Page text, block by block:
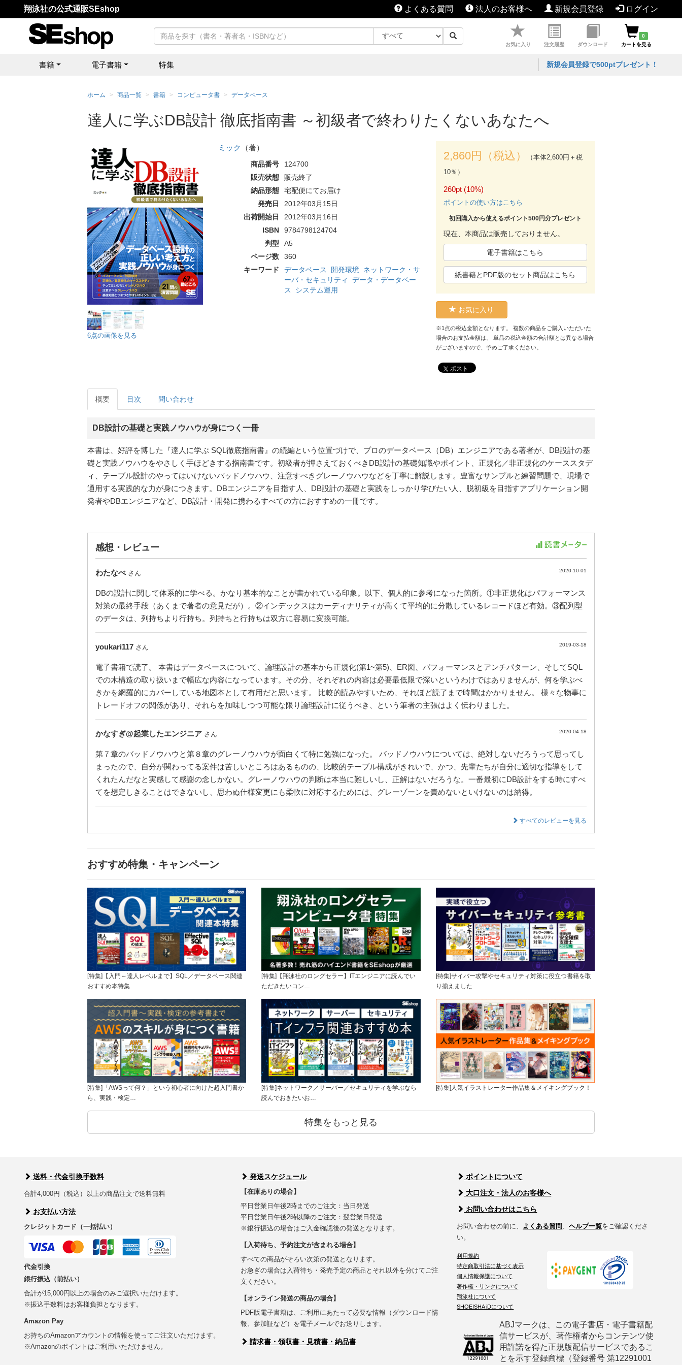
翔泳社の公式通販SEshop よくある質問 法人のお客様へ 新規会員登録 ログイン
お気に入り 注文履歴 ダウンロード
0
カートを見る
書籍 電子書籍 特集 新規会員登録で500ptプレゼント！
ホーム 商品一覧 書籍 コンピュータ書 データベース
達人に学ぶDB設計 徹底指南書 ～初級者で終わりたくないあなたへ
6点の画像を見る
ミック （著）
商品番号
124700
販売状態
販売終了
納品形態
宅配便にてお届け
発売日
2012年03月15日
出荷開始日
2012年03月16日
ISBN
9784798124704
判型
A5
ページ数
360
キーワード
データベース 開発環境
ネットワーク・サ
ーバ・セキュリティ
データ・データベー
ス
システム運用
2,860円（税込）
（本体2,600円＋税
10％）
260pt (10%)
ポイントの使い方はこちら
初回購入から使えるポイント500円分プレゼント
現在、本商品は販売しておりません。
電子書籍はこちら
紙書籍とPDF版のセット商品はこちら
お気に入り
※1点の税込金額となります。 複数の商品をご購入いただいた
場合のお支払金額は、 単品の税込金額の合計額とは異なる場合
がございますので、予めご了承ください。
ポスト
概要 目次 問い合わせ
DB設計の基礎と実践ノウハウが身につく一冊
本書は、好評を博した『達人に学ぶ SQL徹底指南書』の続編という位置づけで、プロのデータベース（DB）エンジニアである著者が、DB設計の基
礎と実践ノウハウをやさしく手ほどきする指南書です。初級者が押さえておくべきDB設計の基礎知識やポイント、正規化／非正規化のケーススタデ
ィ、テーブル設計のやってはいけないバッドノウハウ、注意すべきグレーノウハウなどを丁寧に解説します。豊富なサンプルと練習問題で、現場で
通用する実践的な力が身につきます。DBエンジニアを目指す人、DB設計の基礎と実践をしっかり学びたい人、脱初級を目指すアプリケーション開
発者やDBエンジニアなど、DB設計・開発に携わるすべての方におすすめの一冊です。
感想・レビュー
わたなべ さん 2020-10-01
DBの設計に関して体系的に学べる。かなり基本的なことが書かれている印象。以下、個人的に参考になった箇所。①非正規化はパフォーマンス
対策の最終手段（あくまで著者の意見だが）。②インデックスはカーディナリティが高くて平均的に分散しているレコードほど有効。③配列型
のデータは、列持ちより行持ち。列持ちと行持ちは双方に容易に変換可能。
youkari117 さん 2019-03-18
電子書籍で読了。 本書はデータベースについて、論理設計の基本から正規化(第1~第5)、ER図、パフォーマンスとアンチパターン、そしてSQL
での木構造の取り扱いまで幅広な内容になっています。その分、それぞれの内容は必要最低限で深いというわけではありませんが、何を学ぶべ
きかを網羅的にカバーしている地図本として有用だと思います。 比較的読みやすいため、それほど読了まで時間はかかりません。 様々な物事に
トレードオフの関係があり、それらを加味しつつ可能な限り論理設計に従うべき、という筆者の主張はよく伝わりました。
かなすぎ@起業したエンジニア さん 2020-04-18
第７章のバッドノウハウと第８章のグレーノウハウが面白くて特に勉強になった。 バッドノウハウについては、絶対しないだろうって思ってし
まったので、自分が関わってる案件は苦しいところはあるものの、比較的テーブル構成がきれいで、かつ、先輩たちが自分に適切な指導をして
くれたんだなと実感して感謝の念しかない。グレーノウハウの判断は本当に難しいし、正解はないだろうな。一番最初にDB設計をする時にすべ
てを想定しきることはできないし、思わぬ仕様変更にも柔軟に対応するためには、グレーゾーンを責めないといけないのは納得。
すべてのレビューを見る
おすすめ特集・キャンペーン
[特集]【入門～達人レベルまで】SQL／データベース関連
おすすめ本特集
[特集]【翔泳社のロングセラー】ITエンジニアに読んでい
ただきたいコン…
[特集]サイバー攻撃やセキュリティ対策に役立つ書籍を取
り揃えました
[特集]「AWSって何？」という初心者に向けた超入門書か
ら、実践・検定…
[特集]ネットワーク／サーバー／セキュリティを学ぶなら
読んでおきたいお…
[特集]人気イラストレーター作品集＆メイキングブック！
特集をもっと見る
送料・代金引換手数料
合計4,000円（税込）以上の商品注文で送料無料
お支払い方法
クレジットカード（一括払い）
代金引換
銀行振込（前払い）
合計が15,000円以上の場合のみご選択いただけます。
※振込手数料はお客様負担となります。
Amazon Pay
お持ちのAmazonアカウントの情報を使ってご注文いただけます。
※Amazonのポイントはご利用いただけません。
発送スケジュール
【在庫ありの場合】
平日営業日午後2時までのご注文：当日発送
平日営業日午後2時以降のご注文：翌営業日発送
※銀行振込の場合はご入金確認後の発送となります。
【入荷待ち、予約注文が含まれる場合】
すべての商品がそろい次第の発送となります。
お急ぎの場合は入荷待ち・発売予定の商品とそれ以外を分けてご注
文ください。
【オンライン発送の商品の場合】
PDF版電子書籍は、ご利用にあたって必要な情報（ダウンロード情
報、参加証など）を電子メールでお送りします。
請求書・領収書・見積書・納品書
ポイントについて
大口注文・法人のお客様へ
お問い合わせはこちら
お問い合わせの前に、 よくある質問 、ヘルプ一覧をご確認くださ
い。
利用規約
特定商取引法に基づく表示
個人情報保護について
著作権・リンクについて
翔泳社について
SHOEISHA iDについて
ABJマークは、この電子書店・電子書籍配
信サービスが、著作権者からコンテンツ使
用許諾を得た正規版配信サービスであるこ
とを示す登録商標（登録番号 第12291001